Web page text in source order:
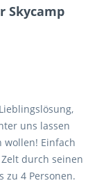
Skycamp
uns lassen
Einfach
durch seinen
zu 4 Personen.